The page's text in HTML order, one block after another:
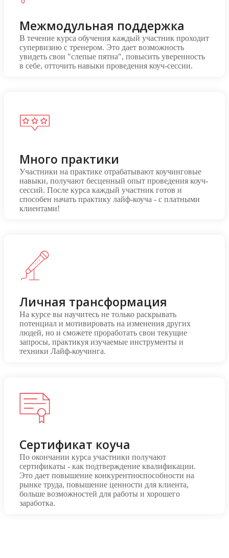
Межмодульная поддержка
В течение курса обучения каждый участник проходит
супервизию с тренером. Это дает возможность
увидеть свои "слепые пятна", повысить уверенность
в себе, отточить навыки проведения коуч-сессии.
Много практики
Участники на практике отрабатывают коучинговые
навыки, получают бесценный опыт проведения коуч-
сессий. После курса каждый участник готов и
способен начать практику лайф-коуча - с платными
клиентами!
Личная трансформация
На курсе вы научитесь не только раскрывать
потенциал и мотивировать на изменения других
людей, но и сможете проработать свои текущие
запросы, практикуя изучаемые инструменты и
техники Лайф-коучинга.
Сертификат коуча
По окончании курса участники получают
сертификаты - как подтверждение квалификации.
Это дает повышение конкурентноспособности на
рынке труда, повышение ценности для клиента,
больше возможностей для работы и хорошего
заработка.